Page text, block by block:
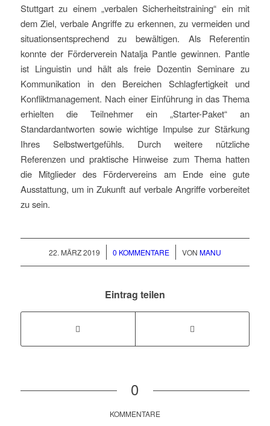
Stuttgart zu einem „verbalen Sicherheitstraining“ ein mit
dem Ziel, verbale Angriffe zu erkennen, zu vermeiden und
situationsentsprechend zu bewältigen. Als Referentin
konnte der Förderverein Natalja Pantle gewinnen. Pantle
ist Linguistin und hält als freie Dozentin Seminare zu
Kommunikation in den Bereichen Schlagfertigkeit und
Konfliktmanagement. Nach einer Einführung in das Thema
erhielten die Teilnehmer ein „Starter-Paket“ an
Standardantworten sowie wichtige Impulse zur Stärkung
Ihres Selbstwertgefühls. Durch weitere nützliche
Referenzen und praktische Hinweise zum Thema hatten
die Mitglieder des Fördervereins am Ende eine gute
Ausstattung, um in Zukunft auf verbale Angriffe vorbereitet
zu sein.
22. MÄRZ 2019
/ 0 KOMMENTARE
/ VON MANU
Eintrag teilen
0
KOMMENTARE